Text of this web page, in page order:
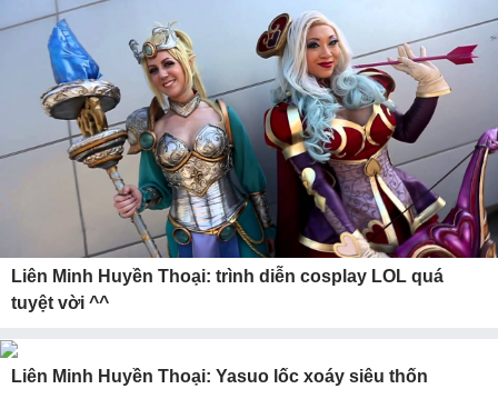
Liên Minh Huyền Thoại: trình diễn cosplay LOL quá
tuyệt vời ^^
Liên Minh Huyền Thoại: Yasuo lốc xoáy siêu thốn